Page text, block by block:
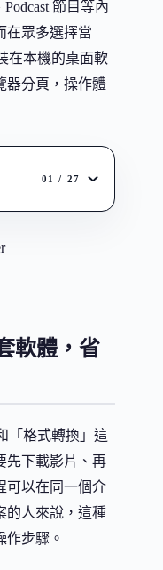
節目等內
在眾多選擇當
在本機的桌面軟
器分頁，操作體
01 / 27
軟體，省
「格式轉換」這
先下載影片、再
可以在同一個介
的人來說，這種
步驟。